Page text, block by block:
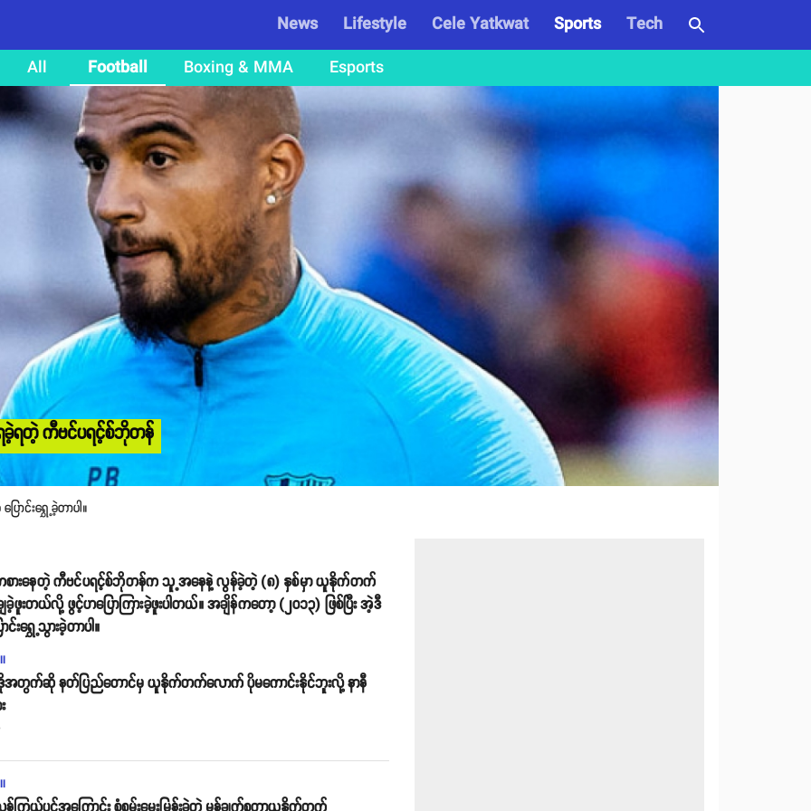
News Lifestyle Cele Yatkwat Sports
Tech
All
Football Boxing & MMA Esports
ခဲ့ရတဲ့ ကီဗင်ပရင့်စ်ဘိုတန်
ာင်းရွှေ့ခဲ့တာပါ။
စားနေတဲ့ ကီဗင်ပရင့်စ်ဘိုတန်က သူ့အနေနဲ့ လွန်ခဲ့တဲ့ (၈) နှစ်မှာ ယူနိုက်တက်
တယ်လို့ ဖွင့်ဟပြောကြားခဲ့ဖူးပါတယ်။ အချိန်ကတော့ (၂၀၁၃) ဖြစ်ပြီး အဲ့ဒီ
ရွှေ့သွားခဲ့တာပါ။
အတွက်ဆို နတ်ပြည်တောင်မှ ယူနိုက်တက်လောက် ပိုမကောင်းနိုင်ဘူးလို့ နာနီ